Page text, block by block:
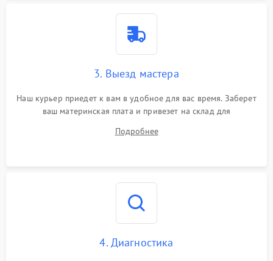
3. Выезд мастера
Наш курьер приедет к вам в удобное для вас время. Заберет
ваш материнская плата и привезет на склад для
Подробнее
4. Диагностика